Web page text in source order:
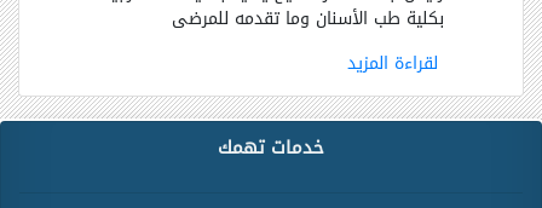
بكلية طب الأسنان وما تقدمه للمرضى
لقراءة المزيد
خدمات تهمك